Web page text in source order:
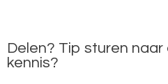
Delen? Tip sturen
kennis?